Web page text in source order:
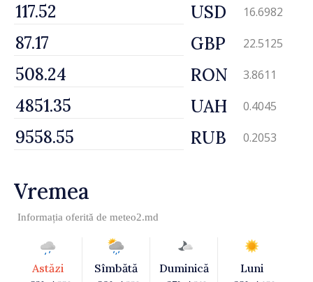
USD 16.6982
GBP 22.5125
RON 3.8611
UAH 0.4045
RUB 0.2053
Vremea
Informația oferită de meteo2.md
Astăzi Sîmbătă Duminică Luni